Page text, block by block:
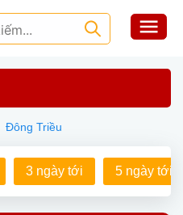
Đông Triều
3 ngày tới 5 ngày tới